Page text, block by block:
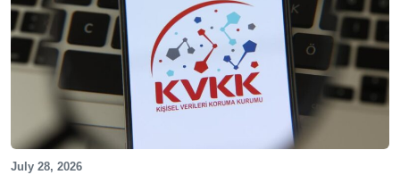
July 28, 2026